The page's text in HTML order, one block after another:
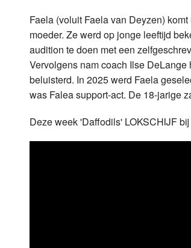
Faela (voluit Faela van Deyzen)
moeder. Ze werd op jonge leeftijd
audition te doen met een
Vervolgens nam coach Ilse
beluisterd. In 2025 werd Faela
was Falea support-act. De 18-jarige
Deze week 'Daffodils' LOKSCHIJF